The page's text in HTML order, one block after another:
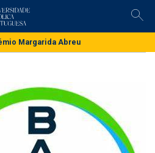
Skip
content
Margarida Abreu